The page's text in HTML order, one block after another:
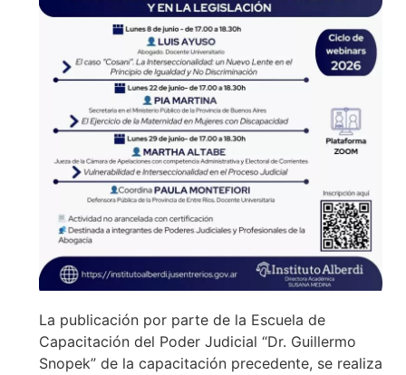
La publicación por parte de la Escuela de
Capacitación del Poder Judicial “Dr. Guillermo
Snopek” de la capacitación precedente, se realiza